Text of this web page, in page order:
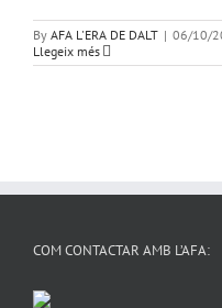
By AFA L'ERA DE DALT | 06/10/
Llegeix més
COM CONTACTAR AMB L’AFA: